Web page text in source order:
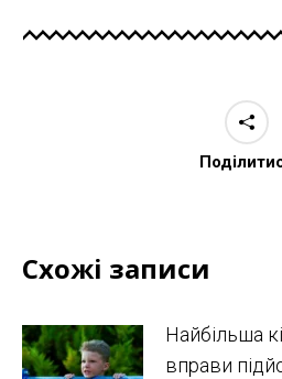
Схожі записи
Найбільша
вправи